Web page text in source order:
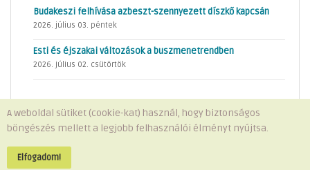
Budakeszi felhívása azbeszt-szennyezett díszkő kapcsán
2026. július 03. péntek
Esti és éjszakai változások a buszmenetrendben
2026. július 02. csütörtök
Minden jog fenntartva © 2026 Telki Község Önkormányzata
A weboldal sütiket (cookie-kat) használ, hogy biztonságos
böngészés mellett a legjobb felhasználói élményt nyújtsa.
Elfogadom!